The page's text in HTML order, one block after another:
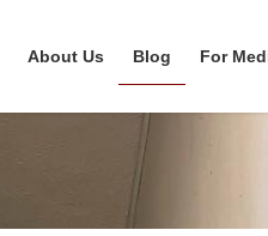
About Us Blog For